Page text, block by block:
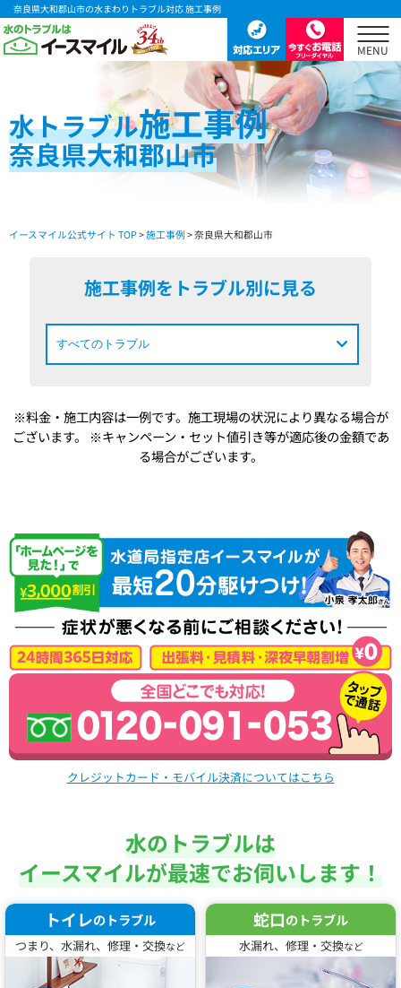
奈良県大和郡山市の水まわりトラブル対応 施工事例
水トラブル施工事例
奈良県大和郡山市
イースマイル公式サイト TOP>施工事例 > 奈良県大和郡山市
施工事例をトラブル別に見る
※料金・施工内容は一例です。施工現場の状況により異なる場合が
ございます。
※キャンペーン・セット値引き等が適応後の金額であ
る場合がございます。
クレジットカード・モバイル決済についてはこちら
水のトラブルは
イースマイルが最速でお伺いします！
トイレのトラブル
つまり、水漏れ、修理・交換など
蛇口のトラブル
水漏れ、修理・交換など